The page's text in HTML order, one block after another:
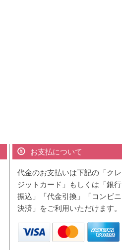
お支払について
代金のお支払いは下記の「クレ
ジットカード」もしくは「銀行
振込」「代金引換」「コンビニ
決済」をご利用いただけます。